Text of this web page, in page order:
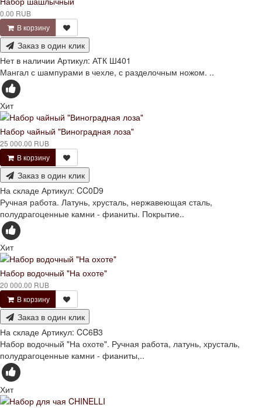
0.00 RUB
В корзину
Заказ в один клик
Нет в наличии Артикул: АТК Ш401
Мангал с шампурами в чехле, с разделочным ножом. ..
Хит
Набор чайный "Виноградная лоза"
25 000.00 RUB
В корзину
Заказ в один клик
На складе Артикул: CC0D9
Ручная работа. Латунь, хрусталь, нержавеющая сталь,
полудрагоценные камни - фианиты. Покрытие..
Хит
Набор водочный "На охоте"
20 000.00 RUB
В корзину
Заказ в один клик
На складе Артикул: CC6B3
Набор водочный "На охоте". Ручная работа, латунь, хрусталь,
полудрагоценные камни - фианиты,..
Хит